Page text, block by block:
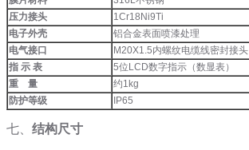
压力接头
1Cr18Ni9Ti
电子外壳
铝合金表面喷漆处理
电气接口
M20X1.5内螺纹电缆线密封接头
指 示 表
5位LCD数字指示（数显表）
重 量
约1kg
防护等级
IP65
七、 结构尺寸